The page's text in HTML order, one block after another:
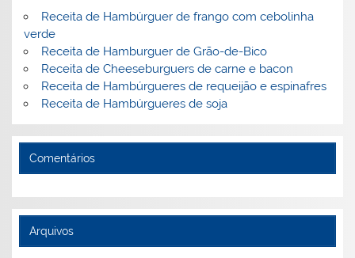
Receita de Hambúrguer de frango com cebolinha
verde
Receita de Hamburguer de Grão-de-Bico
Receita de Cheeseburguers de carne e bacon
Receita de Hambúrgueres de requeijão e espinafres
Receita de Hambúrgueres de soja
Comentários
Arquivos